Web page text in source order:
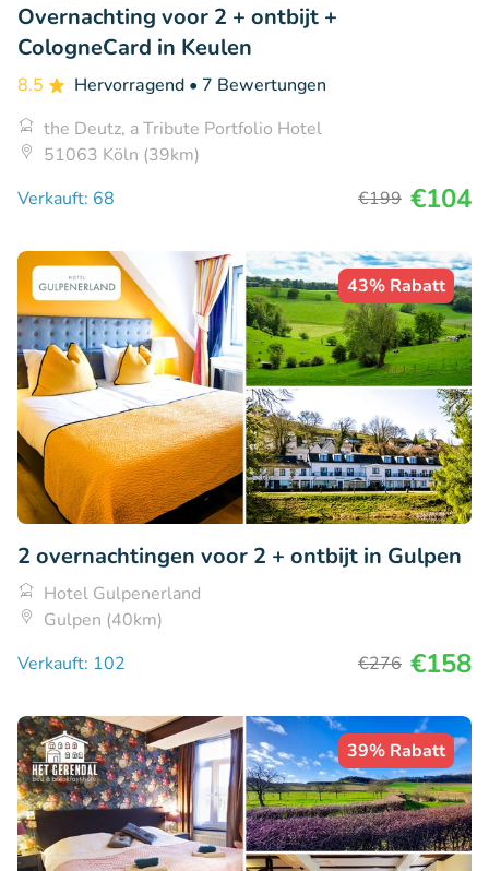
Overnachting voor 2 + ontbijt +
CologneCard in Keulen
8.5 Hervorragend • 7 Bewertungen
the Deutz, a Tribute Portfolio Hotel
51063 Köln (39km)
Verkauft: 68
€199 €104
43% Rabatt
2 overnachtingen voor 2 + ontbijt in Gulpen
Hotel Gulpenerland
Gulpen (40km)
Verkauft: 102
€276 €158
39% Rabatt